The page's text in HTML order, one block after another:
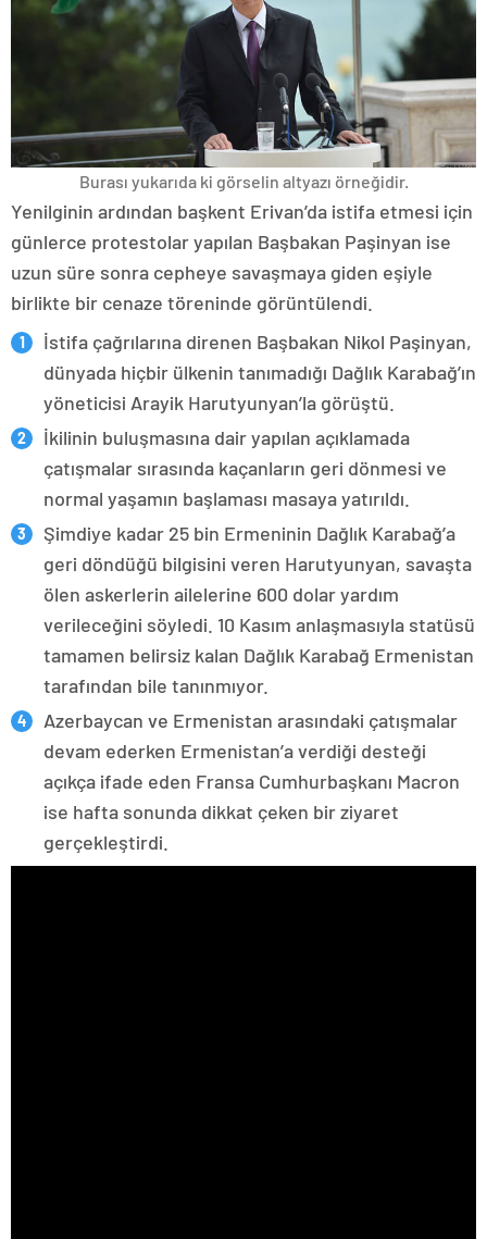
Burası yukarıda ki görselin altyazı örneğidir.
Yenilginin ardından başkent Erivan’da istifa etmesi için
günlerce protestolar yapılan Başbakan Paşinyan ise
uzun süre sonra cepheye savaşmaya giden eşiyle
birlikte bir cenaze töreninde görüntülendi.
İstifa çağrılarına direnen Başbakan Nikol Paşinyan,
dünyada hiçbir ülkenin tanımadığı Dağlık Karabağ’ın
yöneticisi Arayik Harutyunyan’la görüştü.
İkilinin buluşmasına dair yapılan açıklamada
çatışmalar sırasında kaçanların geri dönmesi ve
normal yaşamın başlaması masaya yatırıldı.
Şimdiye kadar 25 bin Ermeninin Dağlık Karabağ’a
geri döndüğü bilgisini veren Harutyunyan, savaşta
ölen askerlerin ailelerine 600 dolar yardım
verileceğini söyledi. 10 Kasım anlaşmasıyla statüsü
tamamen belirsiz kalan Dağlık Karabağ Ermenistan
tarafından bile tanınmıyor.
Azerbaycan ve Ermenistan arasındaki çatışmalar
devam ederken Ermenistan’a verdiği desteği
açıkça ifade eden Fransa Cumhurbaşkanı Macron
ise hafta sonunda dikkat çeken bir ziyaret
gerçekleştirdi.